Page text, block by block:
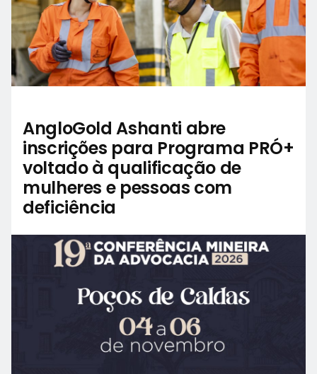
AngloGold Ashanti abre
inscrições para Programa PRÓ+
voltado à qualificação de
mulheres e pessoas com
deficiência